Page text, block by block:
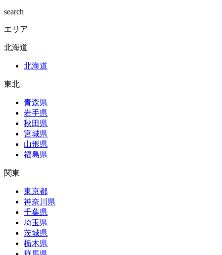
search
エリア
北海道
北海道
東北
青森県
岩手県
秋田県
宮城県
山形県
福島県
関東
東京都
神奈川県
千葉県
埼玉県
茨城県
栃木県